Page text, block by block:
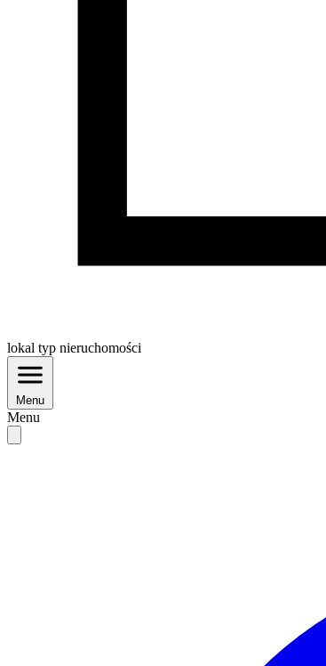
lokal typ nieruchomości
Menu
Menu